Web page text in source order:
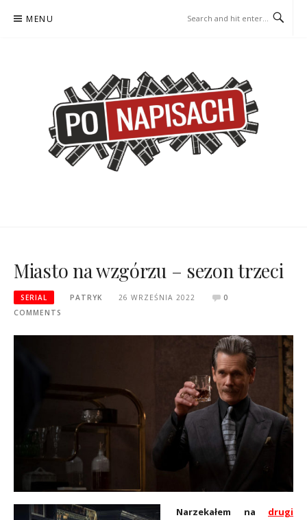
MENU
Miasto na wzgórzu – sezon trzeci
SERIAL PATRYK 26 WRZEŚNIA 2022
0
COMMENTS
Narzekałem na drugi